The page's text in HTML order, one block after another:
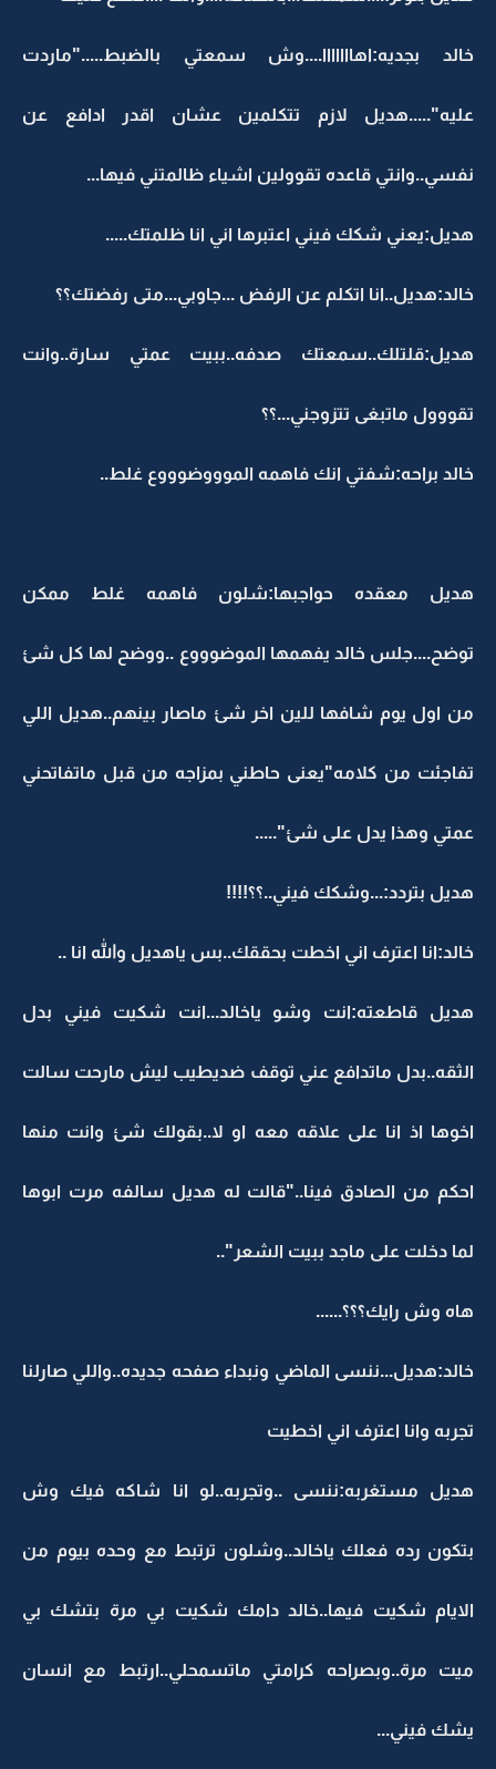
خالد بجديه:اهااااااا....وش سمعتي بالضبط....."ماردت
عليه".....هديل لازم تتكلمين عشان اقدر ادافع عن
نفسي..وانتي قاعده تقوولين اشياء ظالمتني فيها...
هديل:يعني شكك فيني اعتبرها اني انا ظلمتك.....
خالد:هديل..انا اتكلم عن الرفض ...جاوبي...متى رفضتك؟؟
هديل:قلتلك..سمعتك صدفه..ببيت عمتي سارة..وانت
تقووول ماتبغى تتزوجني...؟؟
خالد براحه:شفتي انك فاهمه الموووضوووع غلط..
هديل معقده حواجبها:شلون فاهمه غلط ممكن
توضح....جلس خالد يفهمها الموضوووع ..ووضح لها كل شئ
من اول يوم شافها للين اخر شئ ماصار بينهم..هديل اللي
تفاجئت من كلامه"يعنى حاطني بمزاجه من قبل ماتفاتحني
عمتي وهذا يدل على شئ".....
هديل بتردد:...وشكك فيني..؟؟!!!!
خالد:انا اعترف اني اخطت بحققك..بس ياهديل والله انا ..
هديل قاطعته:انت وشو ياخالد...انت شكيت فيني بدل
الثقه..بدل ماتدافع عني توقف ضديطيب ليش مارحت سالت
اخوها اذ انا على علاقه معه او لا..بقولك شئ وانت منها
احكم من الصادق فينا.."قالت له هديل سالفه مرت ابوها
لما دخلت على ماجد ببيت الشعر"..
هاه وش رايك؟؟؟......
خالد:هديل...ننسى الماضي ونبداء صفحه جديده..واللي صارلنا
تجربه وانا اعترف اني اخطيت
هديل مستغربه:ننسى ..وتجربه..لو انا شاكه فيك وش
بتكون رده فعلك ياخالد..وشلون ترتبط مع وحده بيوم من
الايام شكيت فيها..خالد دامك شكيت بي مرة بتشك بي
ميت مرة..وبصراحه كرامتي ماتسمحلي..ارتبط مع انسان
يشك فيني...